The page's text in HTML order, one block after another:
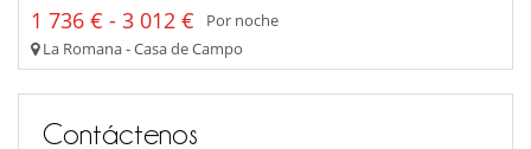
1 736 € - 3 012 €
Por noche
La Romana - Casa de Campo
Contáctenos